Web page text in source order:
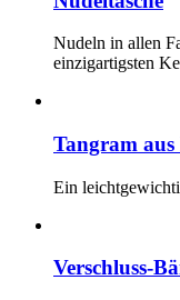
Nudeln in allen
einzigartigsten
Tangram aus
Ein
Verschluss-